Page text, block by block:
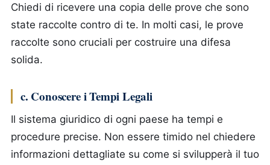
Chiedi di ricevere una copia delle prove che sono
state raccolte contro di te. In molti casi, le prove
raccolte sono cruciali per costruire una difesa
solida.
c. Conoscere i Tempi Legali
Il sistema giuridico di ogni paese ha tempi e
procedure precise. Non essere timido nel chiedere
informazioni dettagliate su come si svilupperà il tuo